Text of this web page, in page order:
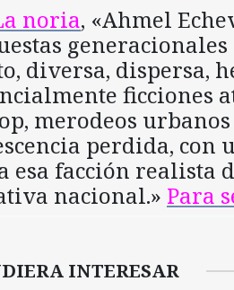
noria, «Ahmel
diversa, dispersa,
ficciones
merodeos
perdida, con
esa facción
nacional.» Para
INTERESAR